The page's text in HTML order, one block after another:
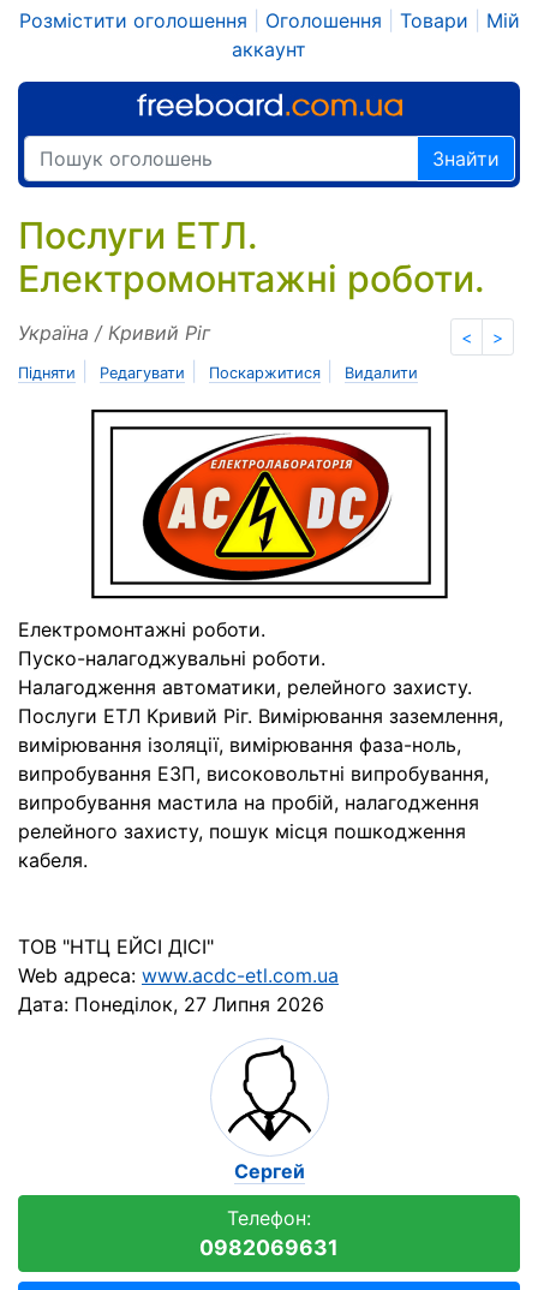
Розмістити оголошення Оголошення Товари
Мій
аккаунт
Знайти
Послуги ЕТЛ.
Електромонтажні роботи.
< >
Україна / Кривий Ріг
Підняти Редагувати Поскаржитися Видалити
Електромонтажні роботи.
Пуско-налагоджувальні роботи.
Налагодження автоматики, релейного захисту.
Послуги ЕТЛ Кривий Ріг. Вимірювання заземлення,
вимірювання ізоляції, вимірювання фаза-ноль,
випробування ЕЗП, високовольтні випробування,
випробування мастила на пробій, налагодження
релейного захисту, пошук місця пошкодження
кабеля.
ТОВ "НТЦ ЕЙСІ ДІСІ"
Web адреса: www.acdc-etl.com.ua
Дата: Понеділок, 27 Липня 2026
Сергей
Телефон:
0982069631